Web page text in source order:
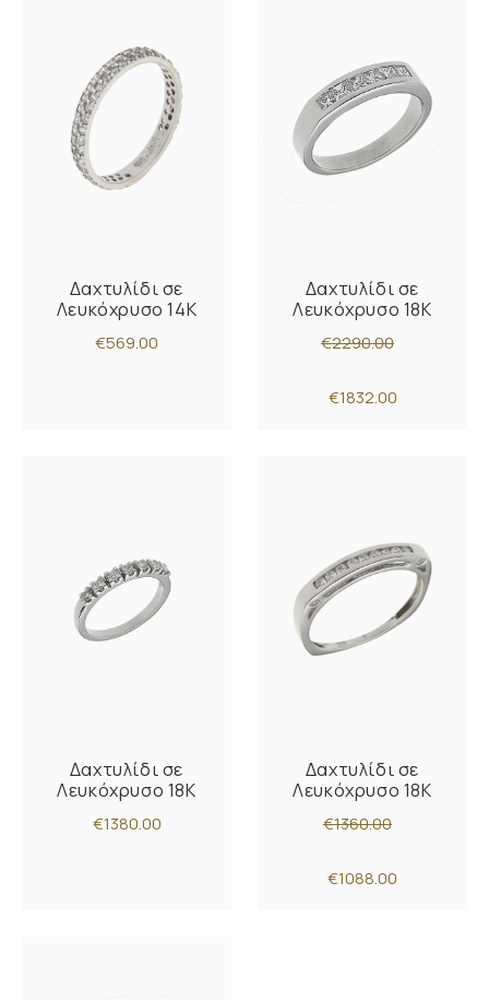
Δαχτυλίδι σε
Λευκόχρυσο 14K
€569.00
Δαχτυλίδι σε
Λευκόχρυσο 18Κ
€2290.00
€1832.00
Δαχτυλίδι σε
Λευκόχρυσο 18Κ
€1380.00
Δαχτυλίδι σε
Λευκόχρυσο 18Κ
€1360.00
€1088.00